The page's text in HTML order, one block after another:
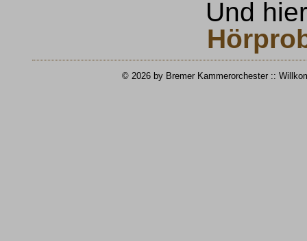
Und
© 2026 by Bremer Kammerorchester ::